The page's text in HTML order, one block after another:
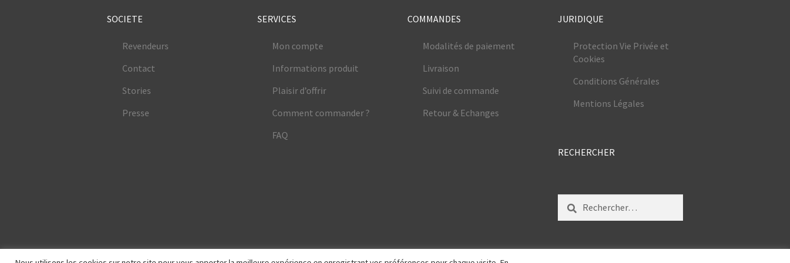
SOCIETE
Revendeurs
Contact
Stories
Presse
SERVICES
Mon compte
Informations produit
Plaisir d’offrir
Comment commander ?
FAQ
COMMANDES
Modalités de paiement
Livraison
Suivi de commande
Retour & Echanges
JURIDIQUE
Protection Vie Privée et
Cookies
Conditions Générales
Mentions Légales
RECHERCHER